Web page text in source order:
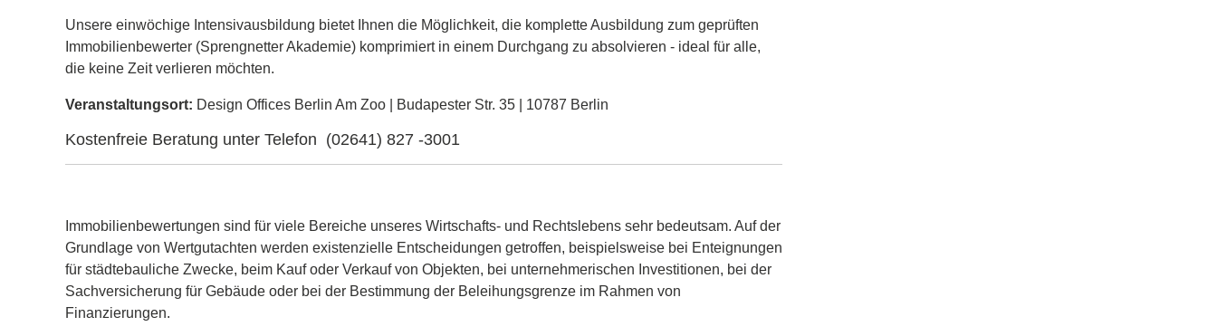
Unsere einwöchige Intensivausbildung bietet Ihnen die Möglichkeit, die komplette Ausbildung zum geprüften
Immobilienbewerter (Sprengnetter Akademie) komprimiert in einem Durchgang zu absolvieren - ideal für alle,
die keine Zeit verlieren möchten.
Veranstaltungsort: Design Offices Berlin Am Zoo | Budapester Str. 35 | 10787 Berlin
Kostenfreie Beratung unter Telefon (02641) 827 -3001
Immobilienbewertungen sind für viele Bereiche unseres Wirtschafts- und Rechtslebens sehr bedeutsam. Auf der
Grundlage von Wertgutachten werden existenzielle Entscheidungen getroffen, beispielsweise bei Enteignungen
für städtebauliche Zwecke, beim Kauf oder Verkauf von Objekten, bei unternehmerischen Investitionen, bei der
Sachversicherung für Gebäude oder bei der Bestimmung der Beleihungsgrenze im Rahmen von
Finanzierungen.